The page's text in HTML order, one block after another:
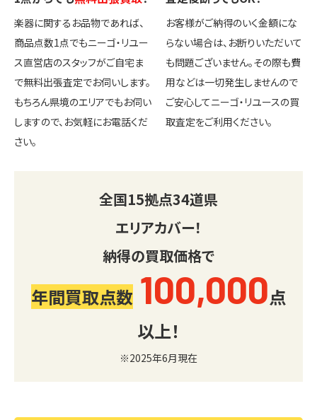
楽器に関するお品物であれば、
商品点数1点でもニーゴ・リユー
ス直営店のスタッフがご自宅ま
で無料出張査定でお伺いします。
もちろん県境のエリアでもお伺い
しますので、お気軽にお電話くだ
さい。
お客様がご納得のいく金額にな
らない場合は、お断りいただいて
も問題ございません。その際も費
用などは一切発生しませんので
ご安心してニーゴ・リユースの買
取査定をご利用ください。
全国15拠点34道県
エリアカバー！
納得の買取価格で
年間買取点数 100,000点
以上！
※2025年6月現在